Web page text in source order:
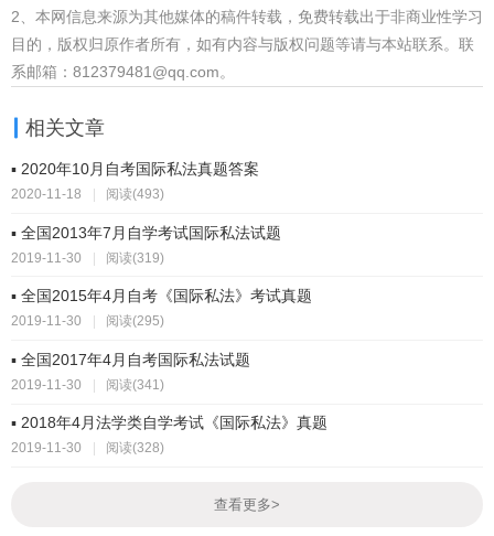
2、本网信息来源为其他媒体的稿件转载，免费转载出于非商业性学习
目的，版权归原作者所有，如有内容与版权问题等请与本站联系。联
系邮箱：812379481@qq.com。
相关文章
▪ 2020年10月自考国际私法真题答案
2020-11-18 | 阅读(493)
▪ 全国2013年7月自学考试国际私法试题
2019-11-30 | 阅读(319)
▪ 全国2015年4月自考《国际私法》考试真题
2019-11-30 阅读(295)
▪ 全国2017年4月自考国际私法试题
2019-11-30 | 阅读(341)
▪ 2018年4月法学类自学考试《国际私法》真题
2019-11-30 阅读(328)
查看更多>